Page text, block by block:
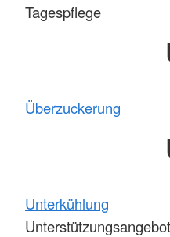
Tagespflege
Überzuckerung
Unterkühlung